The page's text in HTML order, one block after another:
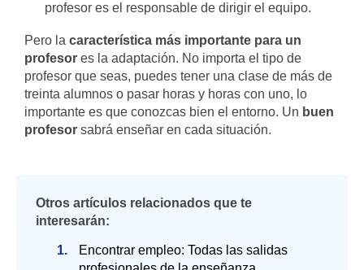
profesor es el responsable de dirigir el equipo.
Pero la característica más importante para un
profesor es la adaptación. No importa el tipo de
profesor que seas, puedes tener una clase de más de
treinta alumnos o pasar horas y horas con uno, lo
importante es que conozcas bien el entorno. Un buen
profesor sabrá enseñar en cada situación.
Otros artículos relacionados que te
interesarán:
Encontrar empleo: Todas las salidas